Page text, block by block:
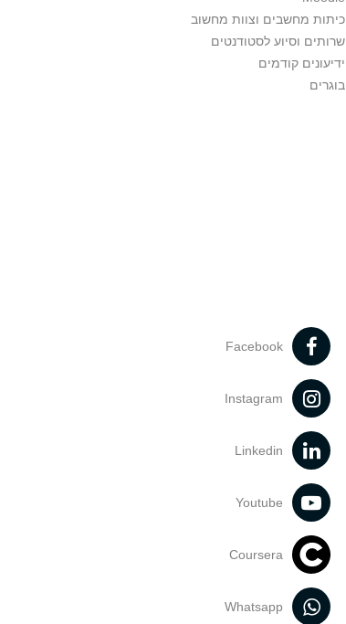
כיתות מחשבים וצוות מחשוב
שרותים וסיוע לסטודנטים
ידיעונים קודמים
בוגרים
Facebook
Instagram
Linkedin
Youtube
Coursera
Whatsapp